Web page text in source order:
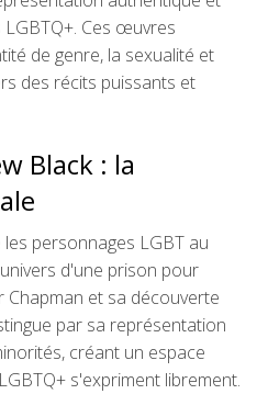
Ces œuvres
de genre, la sexualité et
des récits puissants et
Black : la
personnages LGBT au
d'une prison pour
Chapman et sa découverte
par sa représentation
créant un espace
s'expriment librement.